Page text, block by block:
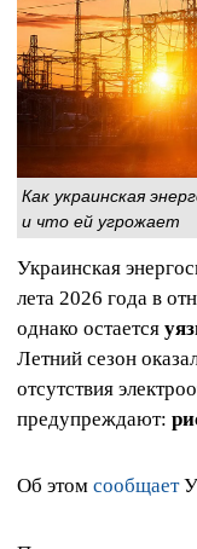
Как украинская
и что ей угрожает
Украинская
лета 2026 года в
однако остается
Летний сезон
отсутствия
предупреждают:
Об этом сообщает